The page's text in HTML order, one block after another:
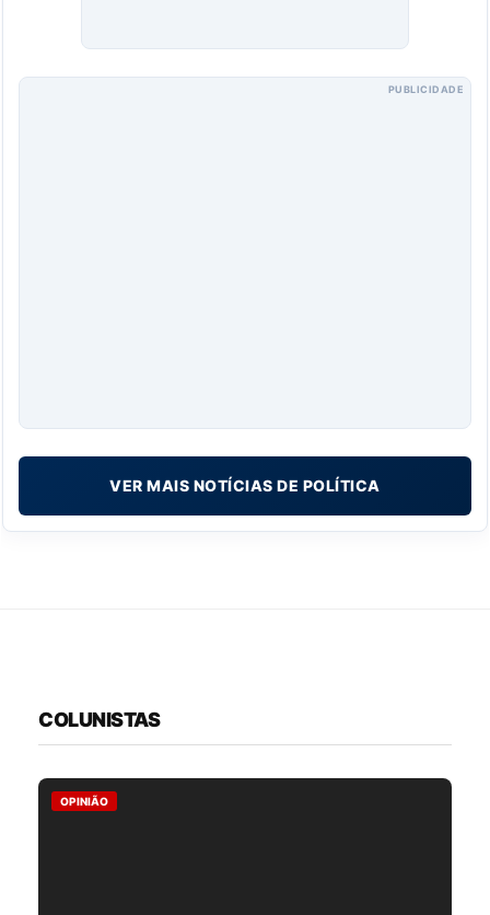
PUBLICIDADE
VER MAIS NOTÍCIAS DE POLÍTICA
COLUNISTAS
OPINIÃO